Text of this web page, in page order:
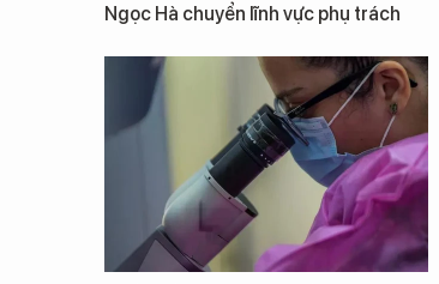
Ngọc Hà chuyển lĩnh vực phụ trách